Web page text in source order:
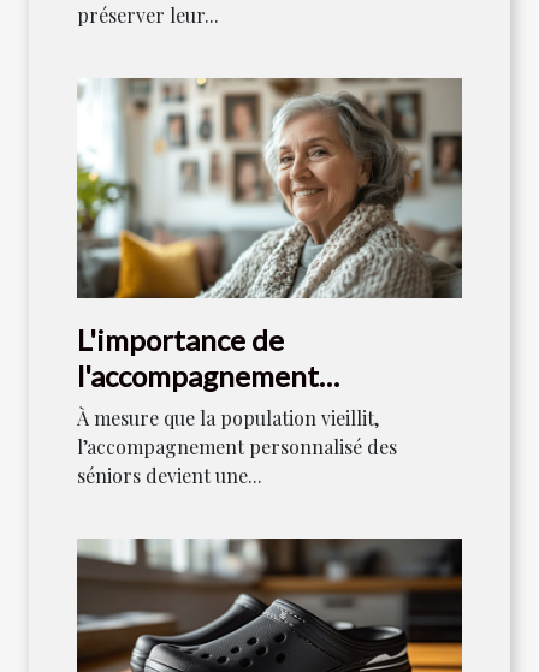
préserver leur...
L'importance de
l'accompagnement
personnalisé pour les séniors
À mesure que la population vieillit,
l’accompagnement personnalisé des
séniors devient une...